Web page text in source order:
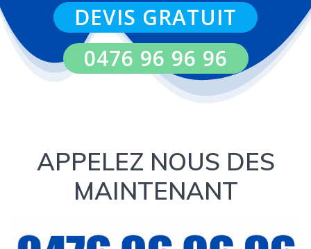
DEVIS GRATUIT
0476 96 96 96
APPELEZ NOUS DES
MAINTENANT